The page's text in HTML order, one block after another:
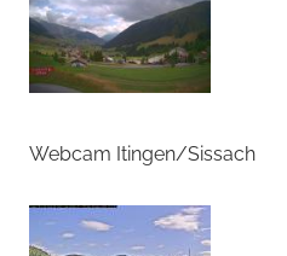
Webcam Itingen/Sissach